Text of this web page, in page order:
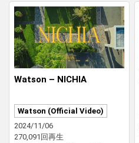
Watson – NICHIA
Watson (Official Video)
2024/11/06
270,091回再生